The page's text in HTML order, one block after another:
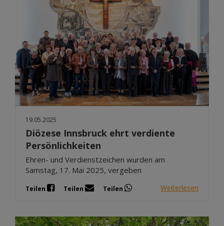
19.05.2025
Diözese Innsbruck ehrt verdiente
Persönlichkeiten
Ehren- und Verdienstzeichen wurden am
Samstag, 17. Mai 2025, vergeben
Teilen Teilen Teilen Weiterlesen